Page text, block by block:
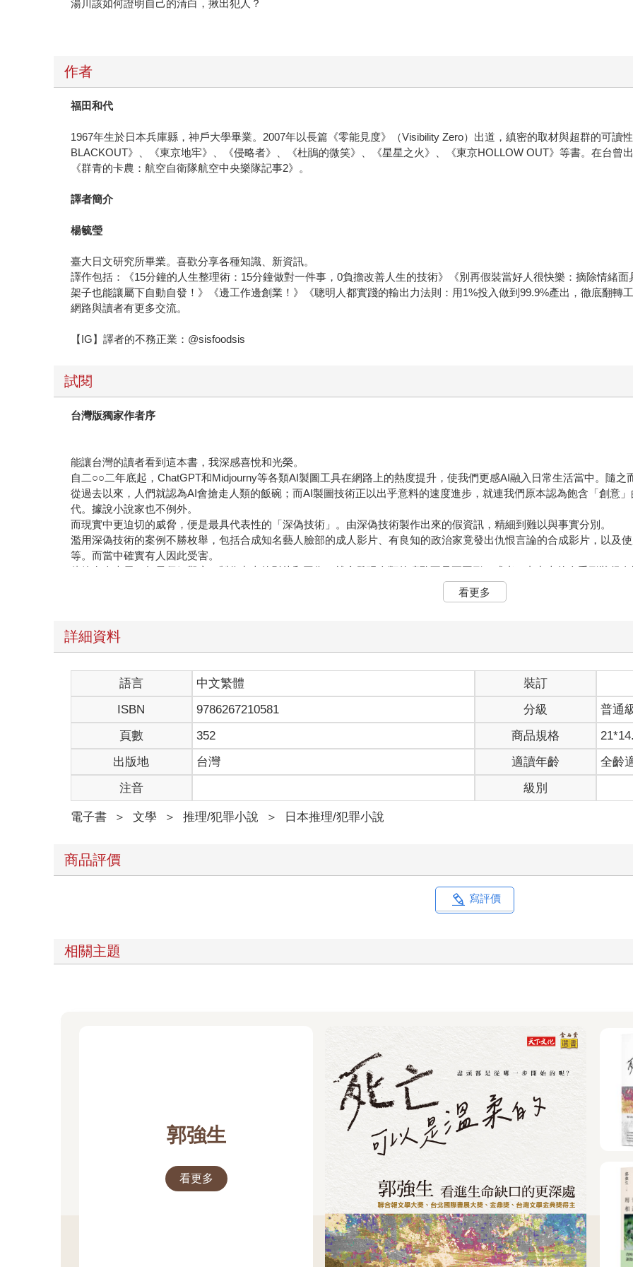
湯川該如何證明自己的清白，揪出犯人？
作者
福田和代
1967年生於日本兵庫縣，神戶大學畢業。2007年以長篇《零能見度》（Visibility Zero）出道，縝密的取材與超群的可讀
BLACKOUT》、《東京地牢》、《侵略者》、《杜鵑的微笑》、《星星之火》、《東京HOLLOW OUT》等書。在台曾
《群青的卡農：航空自衛隊航空中央樂隊記事2》。
譯者簡介
楊毓瑩
臺大日文研究所畢業。喜歡分享各種知識、新資訊。
譯作包括：《15分鐘的人生整理術：15分鐘做對一件事，0負擔改善人生的技術》《別再假裝當好人很快樂：摘除情緒
架子也能讓屬下自動自發！》《邊工作邊創業！》《聰明人都實踐的輸出力法則：用1%投入做到99.9%產出，徹底翻轉
網路與讀者有更多交流。
【IG】譯者的不務正業：@sisfoodsis
試閱
台灣版獨家作者序
能讓台灣的讀者看到這本書，我深感喜悅和光榮。
自二○○二年底起，ChatGPT和Midjourny等各類AI製圖工具在網路上的熱度提升，使我們更感AI融入日常生活當中。隨之
從過去以來，人們就認為AI會搶走人類的飯碗；而AI製圖技術正以出乎意料的速度進步，就連我們原本認為飽含「創意
代。據說小說家也不例外。
而現實中更迫切的威脅，便是最具代表性的「深偽技術」。由深偽技術製作出來的假資訊，精細到難以與事實分別。
濫用深偽技術的案例不勝枚舉，包括合成知名藝人臉部的成人影片、有良知的政治家竟發出仇恨言論的合成影片，以及
等。而當中確實有人因此受害。
儘管有人表示，如果仔細觀察AI製作出來的影片和圖像，就會發現人類的瞳孔不是正圓形，或者AI畫出來的人手形狀很
我們所居住的世界，已經不是能輕易眼見為憑的世界了。恐怕有一天，我們自己也會因此受害，或者淪為幫凶，一同謾罵
危害。科技本身並沒有錯，差別只在於我們的如何運用罷了。
本書的主角是教師，深偽技術差點奪去了他的人生。他身邊有人高明地使用技術解救他，也有人濫用技術。期許我自己
看更多
詳細資料
語言 中文繁體
裝訂
ISBN
9786267210581 分級
普通
頁數
352 商品規格
出版地
台灣 適讀年齡
全齡
注音
級別
電子書 ＞ 文學 ＞ 推理/犯罪小說 ＞ 日本推理/犯罪小說
商品評價
寫評價
相關主題
郭強生
看更多